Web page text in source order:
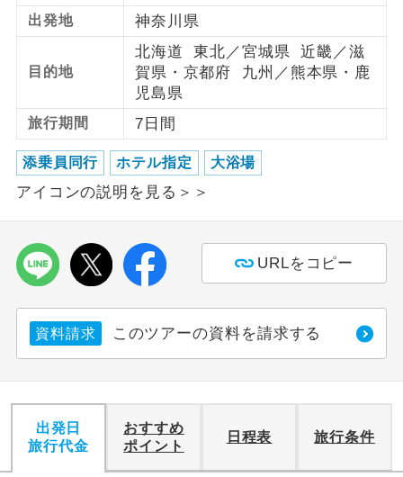
出発地 神奈川県
目的地
北海道 東北／宮城県 近畿／滋
賀県・京都府 九州／熊本県・鹿
児島県
旅行期間 7日間
添乗員同行 ホテル指定 大浴場
アイコンの説明を見る＞＞
URLをコピー
資料請求 このツアーの資料を請求する
出発日
旅行代金
おすすめ
ポイント
日程表 旅行条件
1名様1室同代
金
1名様1室利用でも追加料金がかからない
コースです。
ご夫婦限定でご参加いただけるコースで
す。
女性限定でご参加いただけるコースで
す。
年齢制限あり
ご参加にあたり年齢に制限があるコース
航空会社指定
利用航空会社が指定なので、ご出発の計
画にとても便利です。
ご紹介するホテルを指定したコースで
す。
ス2席利用